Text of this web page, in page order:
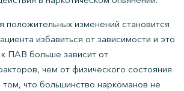
положительных изменений становится
избавиться от зависимости и это
к ПАВ больше зависит от
чем от физического состояния
что большинство наркоманов не